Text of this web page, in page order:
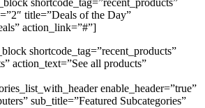
title=”Deals of the Day”
action_link=”#”]
shortcode_tag=”recent_products”
action_text=”See all products”
enable_header=”true”
sub_title=”Featured Subcategories”